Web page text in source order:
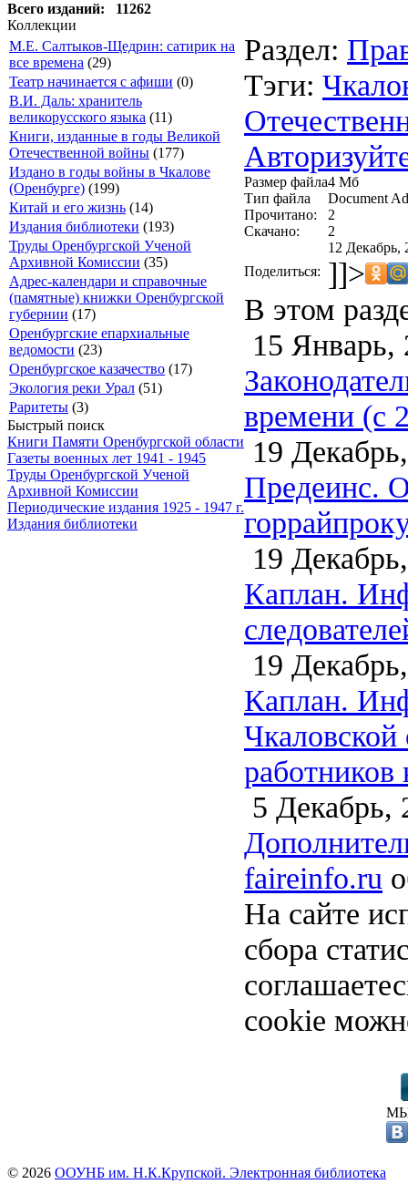
Всего изданий: 11262
Коллекции
М.Е. Салтыков-Щедрин: сатирик на
все времена (29)
Театр начинается с афиши (0)
В.И. Даль: хранитель
великорусского языка (11)
Книги, изданные в годы Великой
Отечественной войны (177)
Издано в годы войны в Чкалове
(Оренбурге) (199)
Китай и его жизнь (14)
Издания библиотеки (193)
Труды Оренбургской Ученой
Архивной Комиссии (35)
Адрес-календари и справочные
(памятные) книжки Оренбургской
губернии (17)
Оренбургские епархиальные
ведомости (23)
Оренбургское казачество (17)
Экология реки Урал (51)
Раритеты (3)
Быстрый поиск
Книги Памяти Оренбургской области
Газеты военных лет 1941 - 1945
Труды Оренбургской Ученой
Архивной Комиссии
Периодические издания 1925 - 1947 г.
Издания библиотеки
Раздел:
Тэги:
Размер файла4 Мб
Тип файла
Document
Прочитано:
2
Скачано:
2
12 Декабрь,
Поделиться: ]]>
В этом
15 Январь,
времени (с
19
Предеинс.
19
Каплан.
19
Каплан.
работников
5 Декабрь,
faireinfo.ru
На сайте
сбора
cookie
© 2026 ООУНБ им. Н.К.Крупской. Электронная библиотека